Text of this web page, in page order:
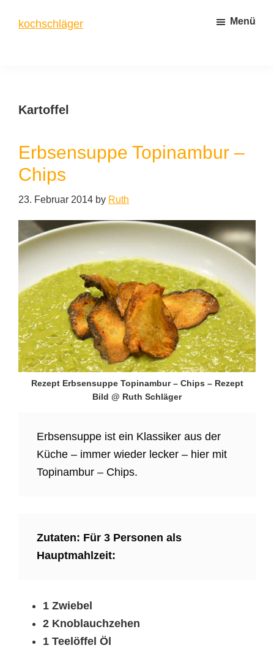
Inhalt
Seitenspalte
kochschläger Menü
Kartoffel
Erbsensuppe Topinambur –
Chips
23. Februar 2014 by Ruth
Rezept Erbsensuppe Topinambur – Chips – Rezept
Bild @ Ruth Schläger
Erbsensuppe ist ein Klassiker aus der
Küche – immer wieder lecker – hier mit
Topinambur – Chips.
Zutaten: Für 3 Personen als
Hauptmahlzeit:
1 Zwiebel
2 Knoblauchzehen
1 Teelöffel Öl